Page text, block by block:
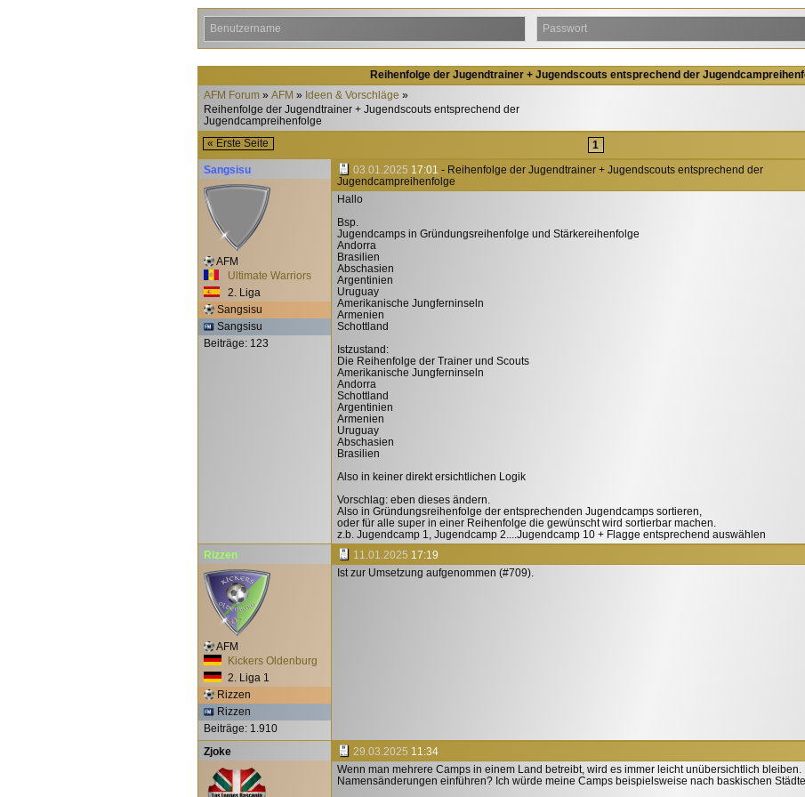
Reihenfolge der Jugendtrainer + Jugendscouts entsprechend der
AFM Forum
AFM
Ideen & Vorschläge
Reihenfolge der Jugendtrainer + Jugendscouts entsprechend der
Jugendcampreihenfolge
« Erste Seite
1
Sangsisu
AFM
Ultimate Warriors
2. Liga
Sangsisu
Sangsisu
Beiträge: 123
03.01.2025 17:01 - Reihenfolge der Jugendtrainer + Jugendscouts entsprechend der
Jugendcampreihenfolge
Hallo
Bsp.
Jugendcamps in Gründungsreihenfolge und Stärkereihenfolge
Andorra
Brasilien
Abschasien
Argentinien
Uruguay
Amerikanische Jungferninseln
Armenien
Schottland
Istzustand:
Die Reihenfolge der Trainer und Scouts
Amerikanische Jungferninseln
Andorra
Schottland
Argentinien
Armenien
Uruguay
Abschasien
Brasilien
Also in keiner direkt ersichtlichen Logik
Vorschlag: eben dieses ändern.
Also in Gründungsreihenfolge der entsprechenden Jugendcamps sortieren,
oder für alle super in einer Reihenfolge die gewünscht wird sortierbar machen.
z.b. Jugendcamp 1, Jugendcamp 2....Jugendcamp 10 + Flagge entsprechend auswählen
Rizzen
AFM
Kickers Oldenburg
2. Liga 1
Rizzen
Rizzen
Beiträge: 1.910
11.01.2025 17:19
Ist zur Umsetzung aufgenommen (#709).
Zjoke 29.03.2025 11:34
Wenn man mehrere Camps in einem Land betreibt, wird es immer leicht unübersichtlich bleiben.
Namensänderungen einführen? Ich würde meine Camps beispielsweise nach baskischen